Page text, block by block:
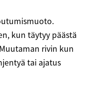
kun täytyy päästä
rivin kun
tai ajatus